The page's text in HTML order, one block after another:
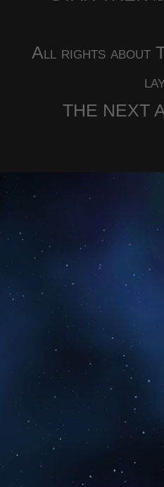
All rights about
THE NEXT